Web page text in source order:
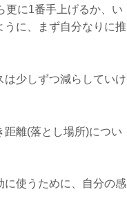
更に1番手上げるか、い
に、まず自分なりに推
少しずつ減らしていけ
離(落とし場所)につい
に使うために、自分の感